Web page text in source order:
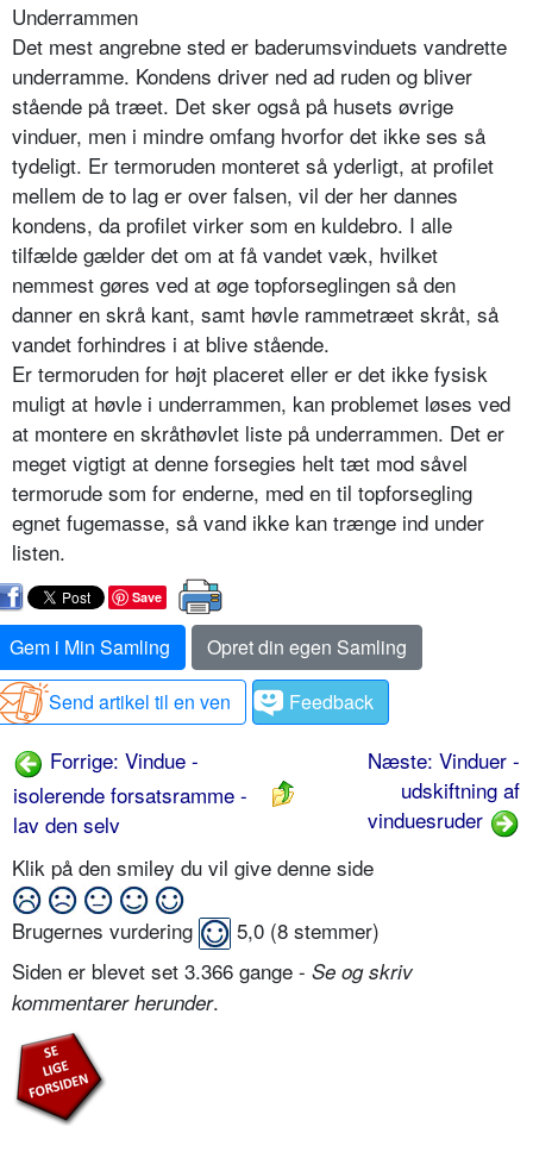
Underrammen
Det mest angrebne sted er baderumsvinduets vandrette
underramme. Kondens driver ned ad ruden og bliver
stående på træet. Det sker også på husets øvrige
vinduer, men i mindre omfang hvorfor det ikke ses så
tydeligt. Er termoruden monteret så yderligt, at profilet
mellem de to lag er over falsen, vil der her dannes
kondens, da profilet virker som en kuldebro. I alle
tilfælde gælder det om at få vandet væk, hvilket
nemmest gøres ved at øge topforseglingen så den
danner en skrå kant, samt høvle rammetræet skråt, så
vandet forhindres i at blive stående.
Er termoruden for højt placeret eller er det ikke fysisk
muligt at høvle i underrammen, kan problemet løses ved
at montere en skråthøvlet liste på underrammen. Det er
meget vigtigt at denne forsegies helt tæt mod såvel
termorude som for enderne, med en til topforsegling
egnet fugemasse, så vand ikke kan trænge ind under
listen.
Save
Gem i Min Samling
Opret din egen Samling
Send artikel til en ven
Feedback
Forrige: Vindue -
isolerende forsatsramme -
lav den selv
Næste: Vinduer -
udskiftning af
vinduesruder
Klik på den smiley du vil give denne side
Brugernes vurdering 5,0 (8 stemmer)
Siden er blevet set 3.366 gange - Se og skriv
kommentarer herunder.